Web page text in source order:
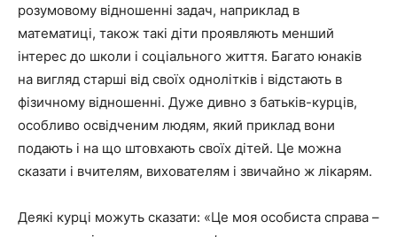
розумовому відношенні задач, наприклад в
математиці, також такі діти проявляють менший
інтерес до школи і соціального життя. Багато юнаків
на вигляд старші від своїх однолітків і відстають в
фізичному відношенні. Дуже дивно з батьків-курців,
особливо освідченим людям, який приклад вони
подають і на що штовхають своїх дітей. Це можна
сказати і вчителям, вихователям і звичайно ж лікарям.
Деякі курці можуть сказати: «Це моя особиста справа –